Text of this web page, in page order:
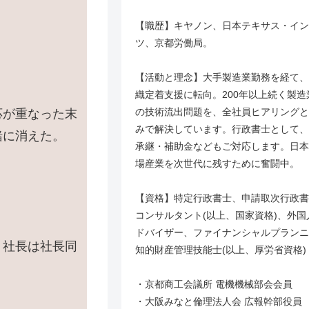
重なった末
消えた。
長は社長同
【職歴】キヤノン、日本テキサス・イ
ツ、京都労働局。
【活動と理念】大手製造業勤務を経て
織定着支援に転向。200年以上続く製
の技術流出問題を、全社員ヒアリング
みで解決しています。行政書士として
承継・補助金などもご対応します。日
場産業を次世代に残すために奮闘中。
【資格】特定行政書士、申請取次行政
コンサルタント(以上、国家資格)、外
ドバイザー、ファイナンシャルプラン
知的財産管理技能士(以上、厚労省資
・京都商工会議所 電機機械部会会員
・大阪みなと倫理法人会 広報幹部役員